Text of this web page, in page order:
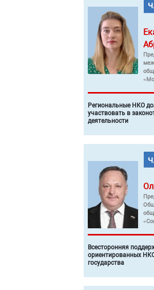
Региональные НКО
участвовать в
деятельности
Всесторонняя
ориентированных
государства